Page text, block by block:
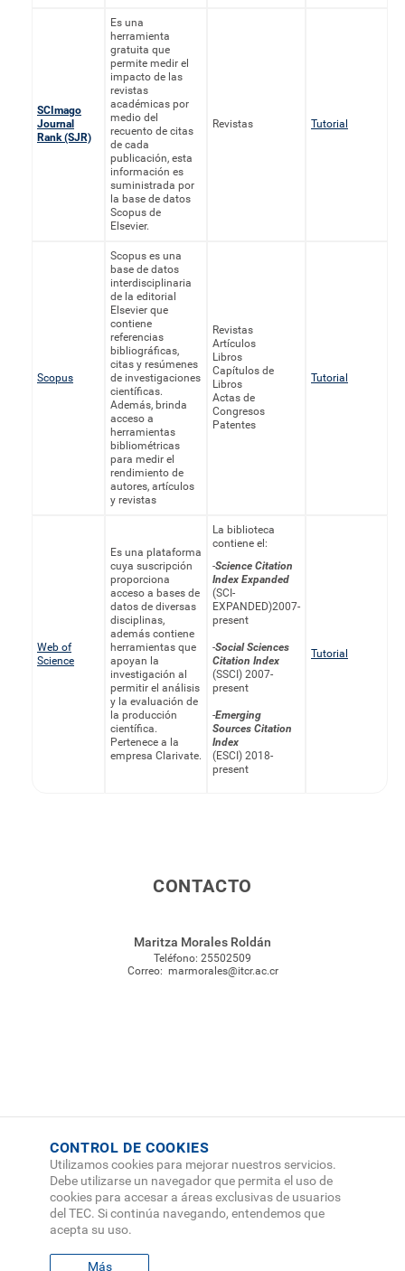
SCImago
Journal
Rank (SJR)
Es una
herramienta
gratuita que
permite medir el
impacto de las
revistas
académicas por
medio del
recuento de citas
de cada
publicación, esta
información es
suministrada por
la base de datos
Scopus de
Elsevier.
Revistas Tutorial
Scopus
Scopus es una
base de datos
interdisciplinaria
de la editorial
Elsevier que
contiene
referencias
bibliográficas,
citas y resúmenes
de investigaciones
científicas.
Además, brinda
acceso a
herramientas
bibliométricas
para medir el
rendimiento de
autores, artículos
y revistas
Revistas
Artículos
Libros
Capítulos de
Libros
Actas de
Congresos
Patentes
Tutorial
Web of
Science
Es una plataforma
cuya suscripción
proporciona
acceso a bases de
datos de diversas
disciplinas,
además contiene
herramientas que
apoyan la
investigación al
permitir el análisis
y la evaluación de
la producción
científica.
Pertenece a la
empresa Clarivate.
La biblioteca
contiene el:
-Science Citation
Index Expanded
(SCI-
EXPANDED)2007-
present
-Social Sciences
Citation Index
(SSCI) 2007-
present
-Emerging
Sources Citation
Index
(ESCI) 2018-
present
Tutorial
CONTACTO
Maritza Morales Roldán
Teléfono: 25502509
Correo: marmorales@itcr.ac.cr
CONTROL DE COOKIES
Utilizamos cookies para mejorar nuestros servicios.
Debe utilizarse un navegador que permita el uso de
cookies para accesar a áreas exclusivas de usuarios
del TEC. Si continúa navegando, entendemos que
acepta su uso.
Más